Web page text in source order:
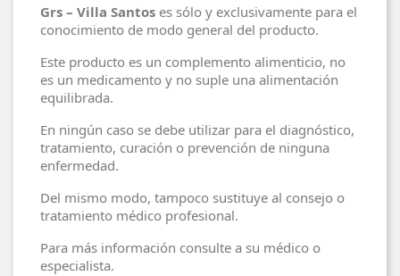
Grs – Villa Santos es sólo y exclusivamente para el
conocimiento de modo general del producto.
Este producto es un complemento alimenticio, no
es un medicamento y no suple una alimentación
equilibrada.
En ningún caso se debe utilizar para el diagnóstico,
tratamiento, curación o prevención de ninguna
enfermedad.
Del mismo modo, tampoco sustituye al consejo o
tratamiento médico profesional.
Para más información consulte a su médico o
especialista.